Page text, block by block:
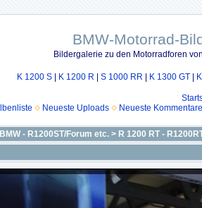
BMW-Motorrad-
Bildergalerie zu den Motorradforen
K 1200 S K 1200 R S 1000 RR K 1300 GT
Neueste Uploads Neueste Kommentare
- R1200ST/Forum etc. > R 1200 RT -